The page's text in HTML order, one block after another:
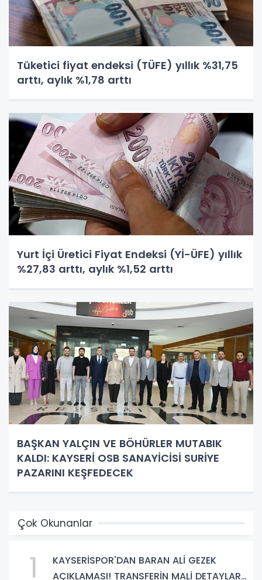
Tüketici fiyat endeksi (TÜFE) yıllık %31,75
arttı, aylık %1,78 arttı
Yurt İçi Üretici Fiyat Endeksi (Yİ-ÜFE) yıllık
%27,83 arttı, aylık %1,52 arttı
BAŞKAN YALÇIN VE BÖHÜRLER MUTABIK
KALDI: KAYSERİ OSB SANAYİCİSİ SURİYE
PAZARINI KEŞFEDECEK
Çok Okunanlar
1
KAYSERİSPOR'DAN BARAN ALİ GEZEK
AÇIKLAMASI! TRANSFERİN MALİ DETAYLARI